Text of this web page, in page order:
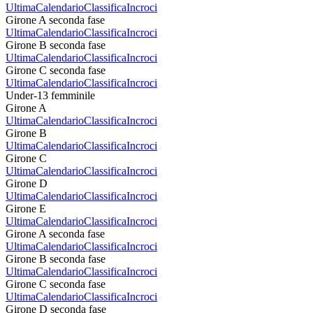
UltimaCalendarioClassificaIncroci
Girone A seconda fase
UltimaCalendarioClassificaIncroci
Girone B seconda fase
UltimaCalendarioClassificaIncroci
Girone C seconda fase
UltimaCalendarioClassificaIncroci
Under-13 femminile
Girone A
UltimaCalendarioClassificaIncroci
Girone B
UltimaCalendarioClassificaIncroci
Girone C
UltimaCalendarioClassificaIncroci
Girone D
UltimaCalendarioClassificaIncroci
Girone E
UltimaCalendarioClassificaIncroci
Girone A seconda fase
UltimaCalendarioClassificaIncroci
Girone B seconda fase
UltimaCalendarioClassificaIncroci
Girone C seconda fase
UltimaCalendarioClassificaIncroci
Girone D seconda fase